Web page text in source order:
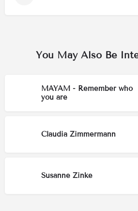
You May Also Be
MAYAM - Remember who
you are
Claudia Zimmermann
Susanne Zinke